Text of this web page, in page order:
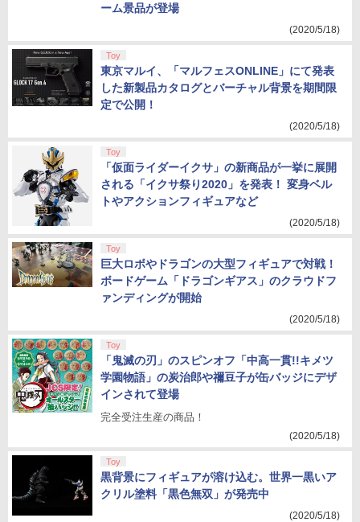
ーム景品が登場
(2020/5/18)
Toy
東京マルイ、「マルフェスONLINE」にて発表
した新製品カタログとバーチャル背景を期間限
定で公開！
(2020/5/18)
Toy
「仮面ライダーイクサ」の新商品が一挙に展開
される「イクサ祭り2020」を発表！ 変身ベル
トやアクションフィギュアなど
(2020/5/18)
Toy
巨大ロボやドラゴンの大型フィギュアで対戦！
ボードゲーム「ドラゴンギアス」のクラウドフ
ァンディングが開始
(2020/5/18)
Toy
「鬼滅の刃」のスピンオフ「中高一貫!!キメツ
学園物語」の炭治郎や禰豆子が缶バッジにデザ
インされて登場
完全受注生産の商品！
(2020/5/18)
Toy
黒背景にフィギュアが溶け込む。世界一黒いア
クリル塗料「黒色無双」が発売中
(2020/5/18)